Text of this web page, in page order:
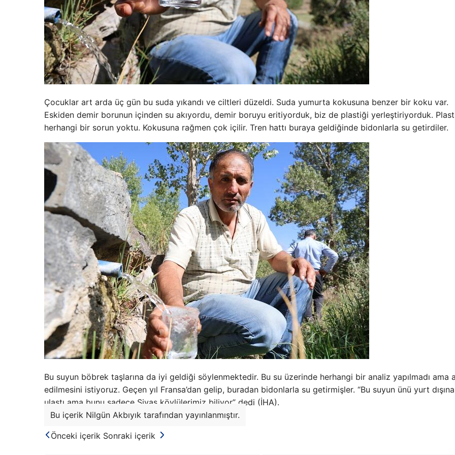
Çocuklar art arda üç gün bu suda yıkandı ve ciltleri düzeldi. Suda yumurta kokusuna benzer bir koku var.
Eskiden demir borunun içinden su akıyordu, demir boruyu eritiyorduk, biz de plastiği yerleştiriyorduk.
herhangi bir sorun yoktu. Kokusuna rağmen çok içilir. Tren hattı buraya geldiğinde bidonlarla su getirdiler.
Bu suyun böbrek taşlarına da iyi geldiği söylenmektedir. Bu su üzerinde herhangi bir analiz yapılmadı ama
edilmesini istiyoruz. Geçen yıl Fransa’dan gelip, buradan bidonlarla su getirmişler. “Bu suyun ünü yurt
ulaştı ama bunu sadece Sivas köylülerimiz biliyor” dedi (İHA).
Bu içerik Nilgün Akbıyık tarafından yayınlanmıştır.
Önceki içerik Sonraki içerik